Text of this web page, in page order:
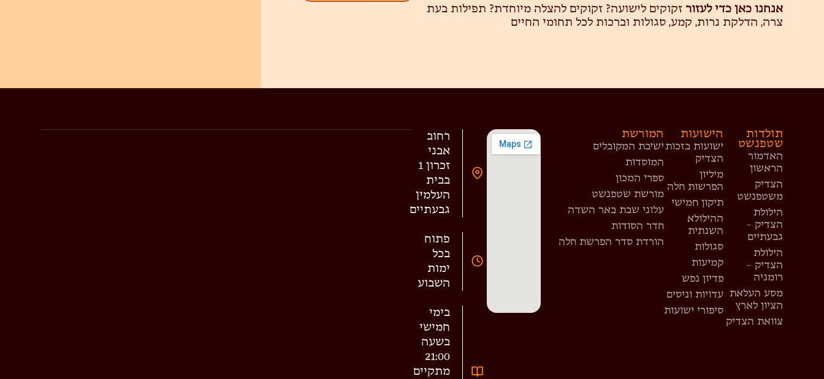
אנחנו כאן כדי לעזורזקוקים לישועה? זקוקים להצלה מיוחדת? תפילות בעת
צרה, הדלקת נרות, קמע, סגולות וברכות לכל תחומי החיים
תולדות
שטפנשט
האדמור
הראשון
הצדיק
משטפנשט
הילולת
הצדיק –
גבעתיים
הילולת
הצדיק –
רומניה
מסע העלאת
הציון לארץ
צוואת הצדיק
הישועות
ישועות בזכות
הצדיק
מיליון
הפרשות חלה
תיקון חמישי
ההילולא
השנתית
סגולות
קמיעות
פדיון נפש
עדויות וניסים
סיפורי ישועות
המורשת
ישיבת המקובלים
המוסדות
ספרי המכון
מורשת שטפנשט
עלוני שבת באר השדה
חדר הסודות
הורדת סדר הפרשת חלה
רחוב
אבני
זכרון 1
בבית
העלמין
גבעתיים
פתוח
בכל
ימות
השבוע
בימי
חמישי
בשעה
21:00
מתקיים